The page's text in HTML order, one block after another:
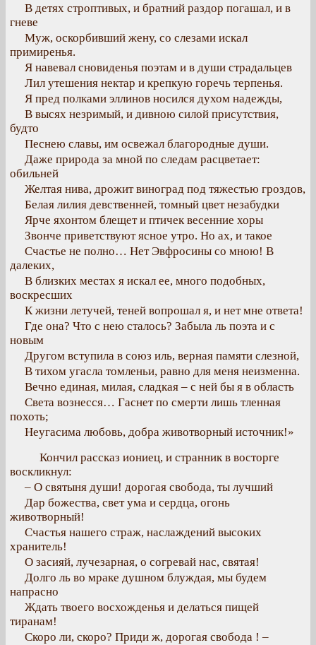
В детях строптивых, и братний раздор погашал, и в
гневе
Муж, оскорбивший жену, со слезами искал
примиренья.
Я навевал сновиденья поэтам и в души страдальцев
Лил утешения нектар и крепкую горечь терпенья.
Я пред полками эллинов носился духом надежды,
В высях незримый, и дивною силой присутствия,
будто
Песнею славы, им освежал благородные души.
Даже природа за мной по следам расцветает:
обильней
Желтая нива, дрожит виноград под тяжестью гроздов,
Белая лилия девственней, томный цвет незабудки
Ярче яхонтом блещет и птичек весенние хоры
Звонче приветствуют ясное утро. Но ах, и такое
Счастье не полно… Нет Эвфросины со мною! В
далеких,
В близких местах я искал ее, много подобных,
воскресших
К жизни летучей, теней вопрошал я, и нет мне ответа!
Где она? Что с нею сталось? Забыла ль поэта и с
новым
Другом вступила в союз иль, верная памяти слезной,
В тихом угасла томленьи, равно для меня неизменна.
Вечно единая, милая, сладкая – с ней бы я в область
Света вознесся… Гаснет по смерти лишь тленная
похоть;
Неугасима любовь, добра животворный источник!»
Кончил рассказ иониец, и странник в восторге
воскликнул:
– О святыня души! дорогая свобода, ты лучший
Дар божества, свет ума и сердца, огонь
животворный!
Счастья нашего страж, наслаждений высоких
хранитель!
О засияй, лучезарная, о согревай нас, святая!
Долго ль во мраке душном блуждая, мы будем
напрасно
Ждать твоего восхожденья и делаться пищей
тиранам!
Скоро ли, скоро? Приди ж, дорогая свобода ! –